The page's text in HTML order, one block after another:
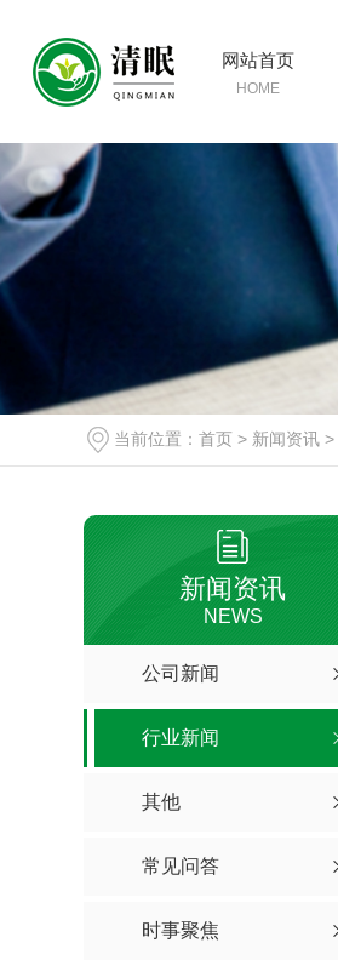
网站首页
HOME
当前位置： 首页 > 新闻资讯 >
新闻资讯
NEWS
公司新闻
行业新闻
其他
常见问答
时事聚焦